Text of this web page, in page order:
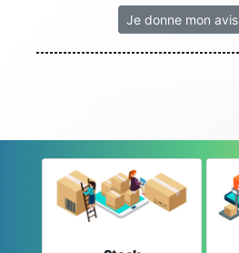
Je donne mon avis